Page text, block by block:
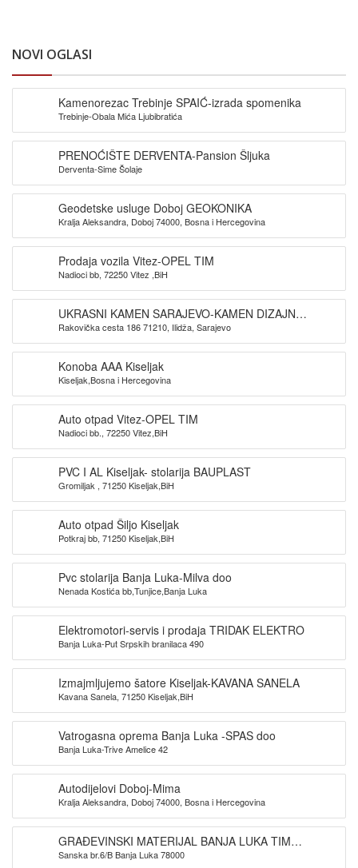
NOVI OGLASI
Kamenorezac Trebinje SPAIĆ-izrada spomenika
Trebinje-Obala Mića Ljubibratića
PRENOĆIŠTE DERVENTA-Pansion Šljuka
Derventa-Sime Šolaje
Geodetske usluge Doboj GEOKONIKA
Kralja Aleksandra, Doboj 74000, Bosna i Hercegovina
Prodaja vozila Vitez-OPEL TIM
Nadioci bb, 72250 Vitez ,BiH
UKRASNI KAMEN SARAJEVO-KAMEN DIZAJN
SARAJEVO
Rakovička cesta 186 71210, Ilidža, Sarajevo
Konoba AAA Kiseljak
Kiseljak,Bosna i Hercegovina
Auto otpad Vitez-OPEL TIM
Nadioci bb., 72250 Vitez,BiH
PVC I AL Kiseljak- stolarija BAUPLAST
Gromiljak , 71250 Kiseljak,BiH
Auto otpad Šiljo Kiseljak
Potkraj bb, 71250 Kiseljak,BiH
Pvc stolarija Banja Luka-Milva doo
Nenada Kostića bb,Tunjice,Banja Luka
Elektromotori-servis i prodaja TRIDAK ELEKTRO
Banja Luka-Put Srpskih branilaca 490
Izmajmljujemo šatore Kiseljak-KAVANA SANELA
Kavana Sanela, 71250 Kiseljak,BiH
Vatrogasna oprema Banja Luka -SPAS doo
Banja Luka-Trive Amelice 42
Autodijelovi Doboj-Mima
Kralja Aleksandra, Doboj 74000, Bosna i Hercegovina
GRAĐEVINSKI MATERIJAL BANJA LUKA TIM
PROMET DOO
Sanska br.6/B Banja Luka 78000